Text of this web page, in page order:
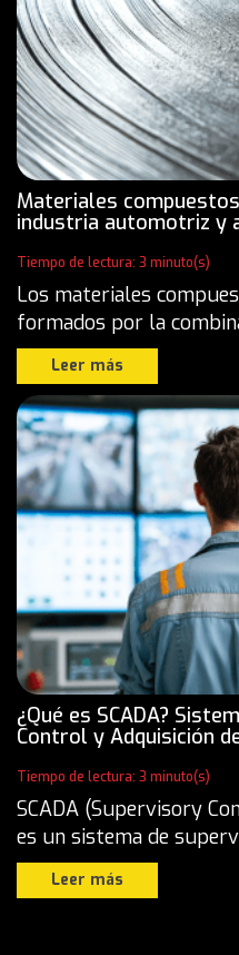
Materiales
industria automotriz y
Tiempo de lectura: 3 minuto(s)
Los materiales
formados por la
Leer más
¿Qué es SCADA?
Control y Adquisición
Tiempo de lectura: 3 minuto(s)
SCADA (Supervisory
es un sistema de
Leer más